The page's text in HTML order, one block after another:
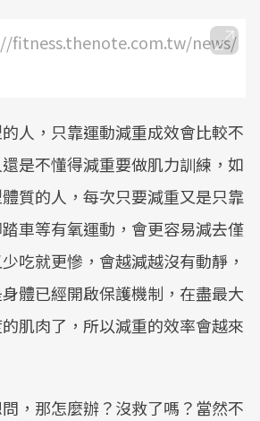
fitness.thenote.com.tw/news/
人，只靠運動減重成效會比較不
是不懂得減重要做肌力訓練，如
質的人，每次只要減重又是只靠
車等有氧運動，會更容易減去僅
吃就更慘，會越減越沒有動靜，
體已經開啟保護機制，在盡最大
肌肉了，所以減重的效率會越來
，那怎麼辦？沒救了嗎？當然不